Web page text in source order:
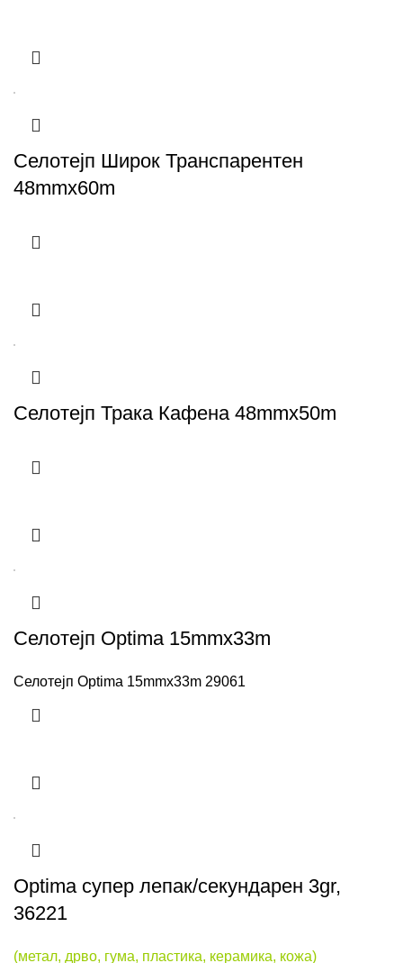
Селотејп Широк Транспарентен
48mmx60m
Селотејп Трака Кафена 48mmx50m
Селотејп Optima 15mmx33m
Селотејп Optima 15mmx33m 29061
Optima супер лепак/секундарен 3gr,
36221
(метал, дрво, гума, пластика, керамика, кожа)